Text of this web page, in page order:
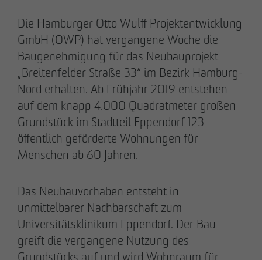
Die Hamburger Otto Wulff Projektentwicklung
GmbH (OWP) hat vergangene Woche die
Baugenehmigung für das Neubauprojekt
„Breitenfelder Straße 33“ im Bezirk Hamburg-
Nord erhalten. Ab Frühjahr 2019 entstehen
auf dem knapp 4.000 Quadratmeter großen
Grundstück im Stadtteil Eppendorf 123
öffentlich geförderte Wohnungen für
Menschen ab 60 Jahren.
Das Neubauvorhaben entsteht in
unmittelbarer Nachbarschaft zum
Universitätsklinikum Eppendorf. Der Bau
greift die vergangene Nutzung des
Grundstücks auf und wird Wohnraum für
28.05.2026
Berlin-Pankow: OTTO WULFF feiert
Spatenstich für erstes Wohnprojekt in
Holzhybridbauweise